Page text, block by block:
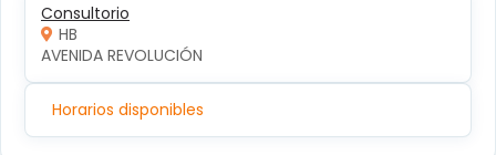
Consultorio
HB
AVENIDA REVOLUCIÓN
Horarios disponibles